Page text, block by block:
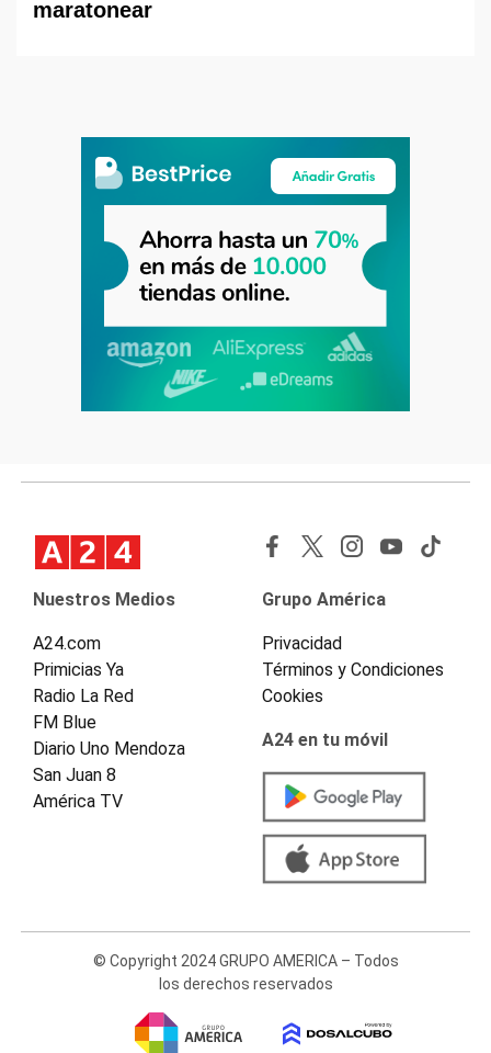
maratonear
Nuestros Medios
A24.com
Primicias Ya
Radio La Red
FM Blue
Diario Uno Mendoza
San Juan 8
América TV
Grupo América
Privacidad
Términos y Condiciones
Cookies
A24 en tu móvil
© Copyright 2024 GRUPO AMERICA – Todos
los derechos reservados